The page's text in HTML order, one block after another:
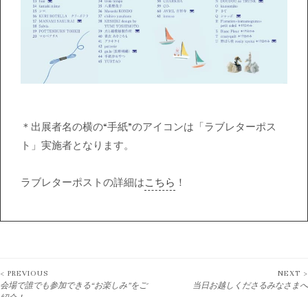
＊出展者名の横の“手紙”のアイコンは「ラブレターポス
ト」実施者となります。
ラブレターポストの詳細はこちら ！
Post
< PREVIOUS
会場で誰でも参加できる“お楽しみ”をご
NEXT >
当日お越しくださるみなさまへ